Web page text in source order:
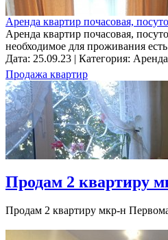
Аренда квартир почасовая,
Аренда квартир почасовая,
необходимое для проживания
Дата: 25.09.23 | Категория:
Продажа квартир
Продам 2 квартиру
Продам 2 квартиру мкр-н